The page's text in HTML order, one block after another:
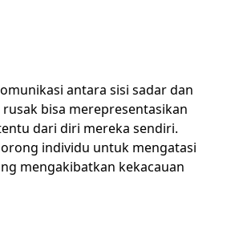
antara sisi sadar dan
bisa merepresentasikan
dari diri mereka sendiri.
individu untuk mengatasi
mengakibatkan kekacauan